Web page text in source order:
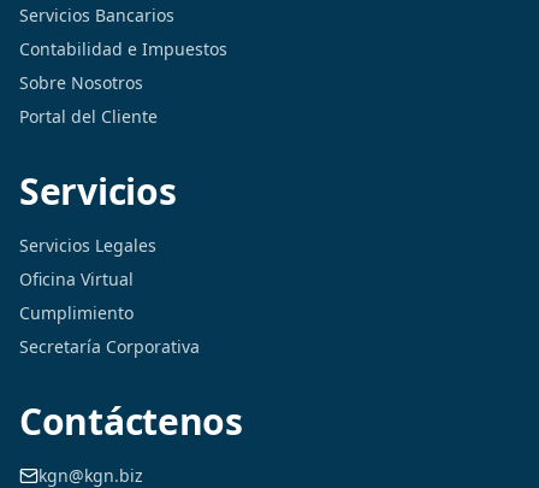
Servicios Bancarios
Contabilidad e Impuestos
Sobre Nosotros
Portal del Cliente
Servicios
Servicios Legales
Oficina Virtual
Cumplimiento
Secretaría Corporativa
Contáctenos
kgn@kgn.biz